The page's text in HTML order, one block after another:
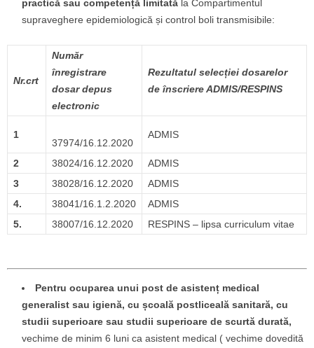
practică sau competență limitată la Compartimentul
supraveghere epidemiologică și control boli transmisibile:
Nr.crt
Număr
înregistrare
dosar depus
electronic
Rezultatul selecției dosarelor
de înscriere ADMIS/RESPINS
1
37974/16.12.2020
ADMIS
2 38024/16.12.2020
ADMIS
3
38028/16.12.2020
ADMIS
4.
38041/16.1.2.2020
ADMIS
5.
38007/16.12.2020 RESPINS – lipsa curriculum vitae
Pentru ocuparea unui post de asistenț medical
generalist sau igienă, cu școală postliceală sanitară, cu
studii superioare sau studii superioare de scurtă durată,
vechime de minim 6 luni ca asistent medical ( vechime dovedită